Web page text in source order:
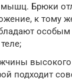
мышц. Брюки
к тому
подходит